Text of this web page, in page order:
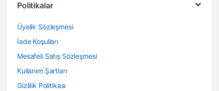
Politikalar
Üyelik Sözleşmesi
İade Koşulları
Mesafeli Satış Sözleşmesi
Kullanım Şartları
Gizlilik Politikası